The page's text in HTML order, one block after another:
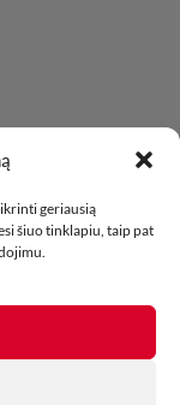
geriausią
šiuo tinklapiu, taip pat
ir geriausius
pristatome